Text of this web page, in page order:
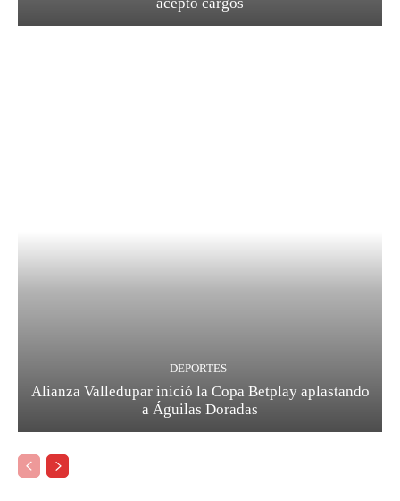
DEPORTES
Alianza Valledupar inició la Copa Betplay aplastando
a Águilas Doradas